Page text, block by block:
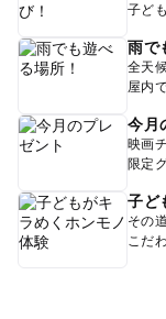
子ど
雨で
全天
屋内
今月
映画
限定
子ど
その
こだ